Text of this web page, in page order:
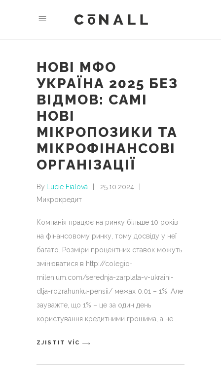
НОВІ МФО
УКРАЇНА 2025 БЕЗ
ВІДМОВ: САМІ
НОВІ
МІКРОПОЗИКИ ТА
МІКРОФІНАНСОВІ
ОРГАНІЗАЦІЇ
By Lucie Fialová
25.10.2024
Микрокредит
Компанія працює на ринку більше 10 років
на фінансовому ринку, тому досвіду у неї
багато. Розміри процентних ставок можуть
змінюватися в http://colegio-
milenium.com/serednja-zarplata-v-ukraini-
dlja-rozrahunku-pensii/ межах 0.01 – 1%. Але
зауважте, що 1% – це за один день
користування кредитними грошима, а не
ZJISTIT VÍC